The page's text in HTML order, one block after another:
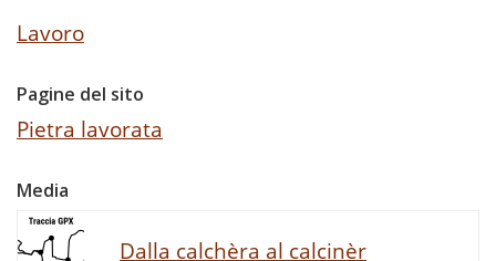
Lavoro
Pagine del sito
Pietra lavorata
Media
Dalla calchèra al calcinèr